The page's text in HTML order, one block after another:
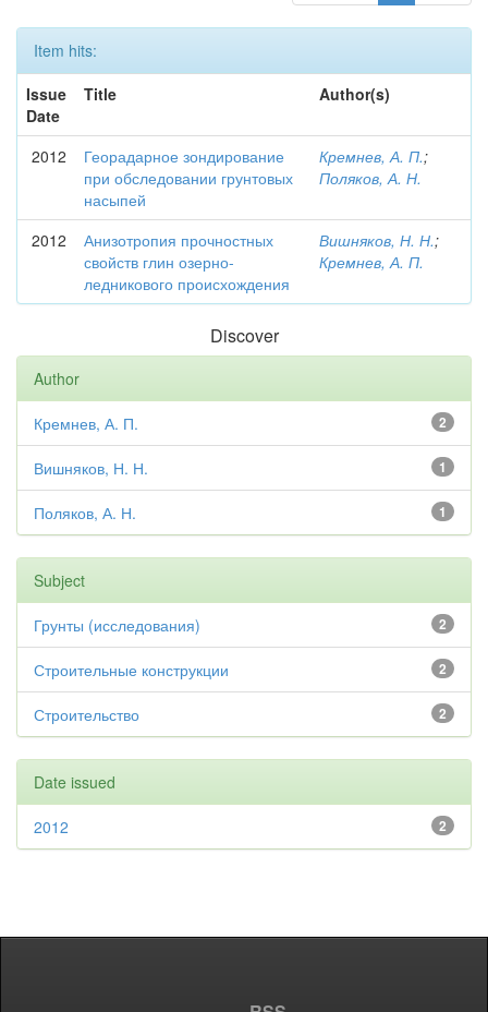
Item hits:
Issue
Date
Title Author(s)
2012
Георадарное зондирование
при обследовании грунтовых
насыпей
Кремнев, А. П.;
Поляков, А. Н.
2012
Анизотропия прочностных
свойств глин озерно-
ледникового происхождения
Вишняков, Н. Н.;
Кремнев, А. П.
Discover
Author
2
Кремнев, А. П.
1
Вишняков, Н. Н.
1
Поляков, А. Н.
Subject
2
Грунты (исследования)
2
Строительные конструкции
2
Строительство
Date issued
2
2012